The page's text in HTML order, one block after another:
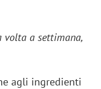
volta a settimana,
agli ingredienti